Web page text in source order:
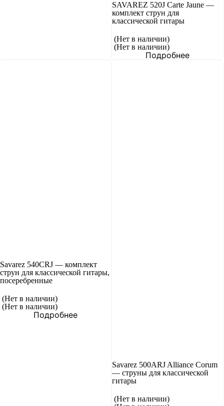
SAVAREZ 520J Carte Jaune —
комплект струн для
классической гитары
(Нет в наличии)
(Нет в наличии)
Подробнее
Savarez 540CRJ — комплект
струн для классической гитары,
посеребренные
(Нет в наличии)
(Нет в наличии)
Подробнее
Savarez 500ARJ Alliance Corum
— струны для классической
гитары
(Нет в наличии)